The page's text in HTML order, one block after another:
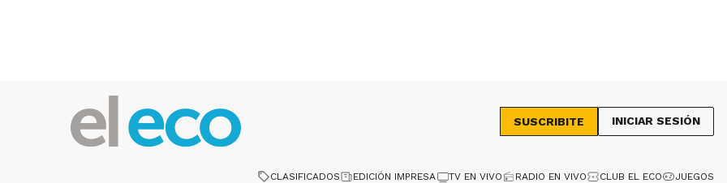
SUSCRIBITE INICIAR SESIÓN
CLASIFICADOS EDICIÓN IMPRESA TV EN VIVO RADIO EN VIVO CLUB EL ECO JUEGOS